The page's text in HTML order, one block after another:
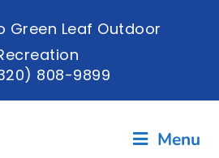
Green Leaf Outdoor
808-9899
Menu